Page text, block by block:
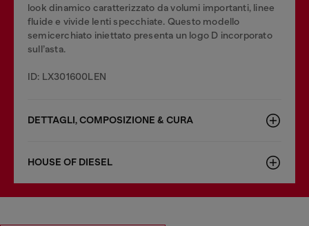
look dinamico caratterizzato da volumi importanti, linee
fluide e vivide lenti specchiate. Questo modello
semicerchiato iniettato presenta un logo D incorporato
sull’asta.
ID: LX301600LEN
DETTAGLI, COMPOSIZIONE & CURA
HOUSE OF DIESEL